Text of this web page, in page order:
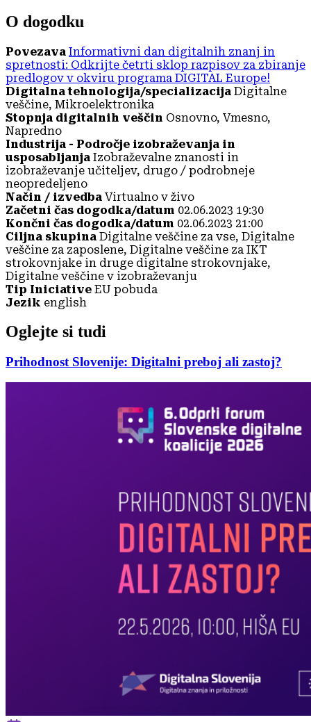
O dogodku
Povezava Informativni dan digitalnih znanj in
spretnosti: Odkrijte četrti sklop razpisov za zbiranje
predlogov v okviru programa DIGITAL Europe!
Digitalna tehnologija/specializacija Digitalne
veščine, Mikroelektronika
Stopnja digitalnih veščin Osnovno, Vmesno,
Napredno
Industrija - Področje izobraževanja in
usposabljanja Izobraževalne znanosti in
izobraževanje učiteljev, drugo / podrobneje
neopredeljeno
Način / izvedba Virtualno v živo
Začetni čas dogodka/datum 02.06.2023 19:30
Končni čas dogodka/datum 02.06.2023 21:00
Ciljna skupina Digitalne veščine za vse, Digitalne
veščine za zaposlene, Digitalne veščine za IKT
strokovnjake in druge digitalne strokovnjake,
Digitalne veščine v izobraževanju
Tip Iniciative EU pobuda
Jezik english
Oglejte si tudi
Prihodnost Slovenije: Digitalni preboj ali zastoj?